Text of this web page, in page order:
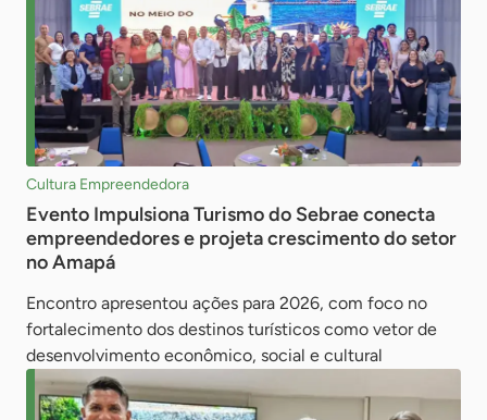
Cultura Empreendedora
Evento Impulsiona Turismo do Sebrae conecta
empreendedores e projeta crescimento do setor
no Amapá
Encontro apresentou ações para 2026, com foco no
fortalecimento dos destinos turísticos como vetor de
desenvolvimento econômico, social e cultural